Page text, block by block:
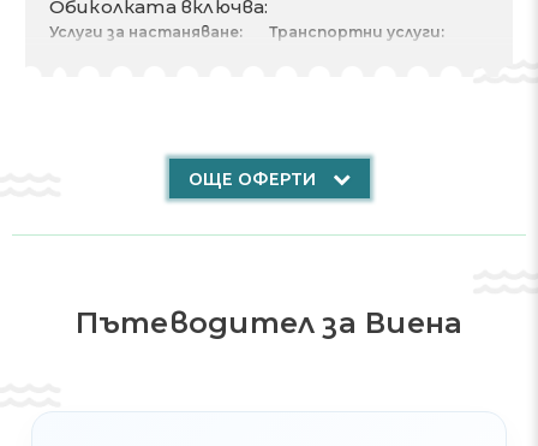
Обиколката включва:
Услуги за настаняване:
Застраховка
Транспортни услуги:
ОЩЕ ОФЕРТИ
Пътеводител за Виена